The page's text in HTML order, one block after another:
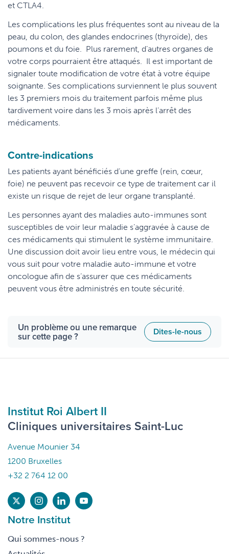
et CTLA4.
Les complications les plus fréquentes sont au niveau de la
peau, du colon, des glandes endocrines (thyroïde), des
poumons et du foie. Plus rarement, d’autres organes de
votre corps pourraient être attaqués. Il est important de
signaler toute modification de votre état à votre équipe
soignante. Ses complications surviennent le plus souvent
les 3 premiers mois du traitement parfois même plus
tardivement voire dans les 3 mois après l’arrêt des
médicaments.
Contre-indications
Les patients ayant bénéficiés d’une greffe (rein, cœur,
foie) ne peuvent pas recevoir ce type de traitement car il
existe un risque de rejet de leur organe transplanté.
Les personnes ayant des maladies auto-immunes sont
susceptibles de voir leur maladie s’aggravée à cause de
ces médicaments qui stimulent le système immunitaire.
Une discussion doit avoir lieu entre vous, le médecin qui
vous suit pour votre maladie auto-immune et votre
oncologue afin de s’assurer que ces médicaments
peuvent vous être administrés en toute sécurité.
Un problème ou une remarque
sur cette page ? Dites-le-nous
Institut Roi Albert II
Cliniques universitaires Saint-Luc
Avenue Mounier 34
1200 Bruxelles
+32 2 764 12 00
Notre Institut
Qui sommes-nous ?